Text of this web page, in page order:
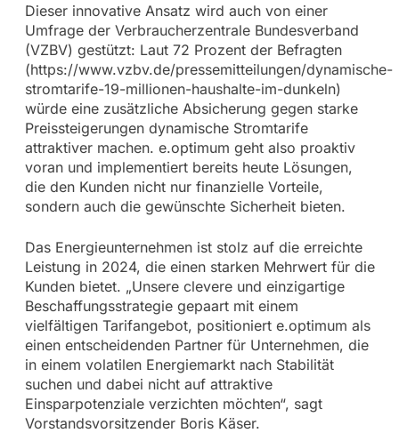
Dieser innovative Ansatz wird auch von einer
Umfrage der Verbraucherzentrale Bundesverband
(VZBV) gestützt: Laut 72 Prozent der Befragten
(https://www.vzbv.de/pressemitteilungen/dynamische-
stromtarife-19-millionen-haushalte-im-dunkeln)
würde eine zusätzliche Absicherung gegen starke
Preissteigerungen dynamische Stromtarife
attraktiver machen. e.optimum geht also proaktiv
voran und implementiert bereits heute Lösungen,
die den Kunden nicht nur finanzielle Vorteile,
sondern auch die gewünschte Sicherheit bieten.
Das Energieunternehmen ist stolz auf die erreichte
Leistung in 2024, die einen starken Mehrwert für die
Kunden bietet. „Unsere clevere und einzigartige
Beschaffungsstrategie gepaart mit einem
vielfältigen Tarifangebot, positioniert e.optimum als
einen entscheidenden Partner für Unternehmen, die
in einem volatilen Energiemarkt nach Stabilität
suchen und dabei nicht auf attraktive
Einsparpotenziale verzichten möchten“, sagt
Vorstandsvorsitzender Boris Käser.